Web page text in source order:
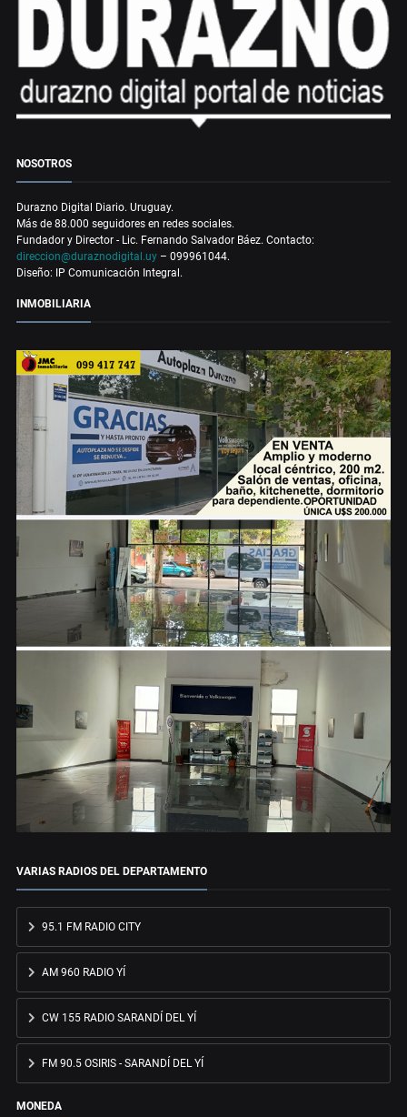
NOSOTROS
Durazno Digital Diario. Uruguay.
Más de 88.000 seguidores en redes sociales.
Fundador y Director - Lic. Fernando Salvador Báez. Contacto:
direccion@duraznodigital.uy – 099961044.
Diseño: IP Comunicación Integral.
INMOBILIARIA
VARIAS RADIOS DEL DEPARTAMENTO
95.1 FM RADIO CITY
AM 960 RADIO YÍ
CW 155 RADIO SARANDÍ DEL YÍ
FM 90.5 OSIRIS - SARANDÍ DEL YÍ
MONEDA